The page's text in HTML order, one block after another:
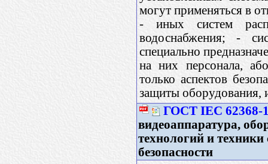
могут применяться в
- иных систем
водоснабжения; -
специально
на них персонала,
только аспектов
защиты оборудования,
ГОСТ IEC 62368-
видеоаппаратура,
технологий и техники
безопасности